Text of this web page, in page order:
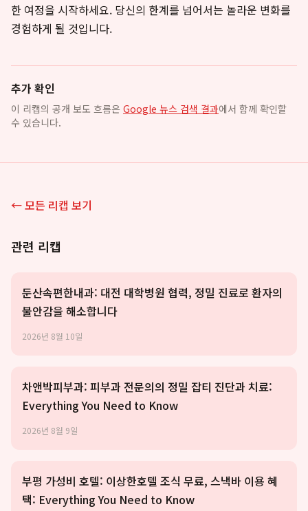
한 여정을 시작하세요. 당신의 한계를 넘어서는 놀라운 변화를
경험하게 될 것입니다.
추가 확인
이 리캡의 공개 보도 흐름은 Google 뉴스 검색 결과에서 함께 확인할
수 있습니다.
← 모든 리캡 보기
관련 리캡
둔산속편한내과: 대전 대학병원 협력, 정밀 진료로 환자의
불안감을 해소합니다
2026년 8월 10일
차앤박피부과: 피부과 전문의의 정밀 잡티 진단과 치료:
Everything You Need to Know
2026년 8월 9일
부평 가성비 호텔: 이상한호텔 조식 무료, 스낵바 이용 혜
택: Everything You Need to Know